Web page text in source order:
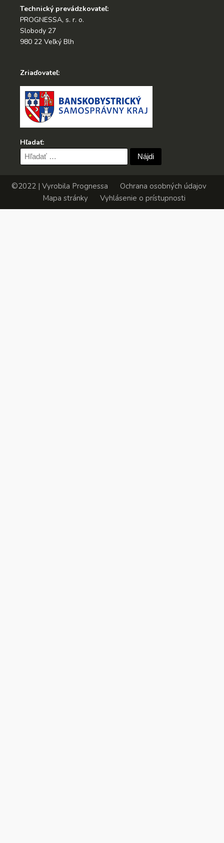
Technický prevádzkovateľ:
PROGNESSA, s. r. o.
Slobody 27
980 22 Veľký Blh
Zriaďovateľ:
Hľadať:
Hľadať:
©2022 | Vyrobila Prognessa
Ochrana osobných údajov
Mapa stránky
Vyhlásenie o prístupnosti